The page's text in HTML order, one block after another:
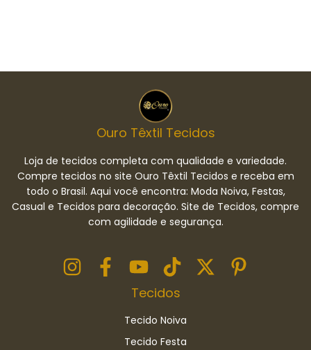
Ouro Têxtil Tecidos
Loja de tecidos completa com qualidade e variedade.
Compre tecidos no site Ouro Têxtil Tecidos e receba em
todo o Brasil. Aqui você encontra: Moda Noiva, Festas,
Casual e Tecidos para decoração. Site de Tecidos, compre
com agilidade e segurança.
Tecidos
Tecido Noiva
Tecido Festa